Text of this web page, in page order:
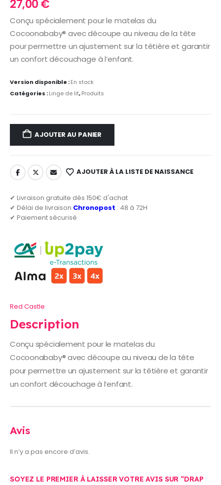
27,00€
Conçu spécialement pour le matelas du
Cocoonababy® avec découpe au niveau de la tête
pour permettre un ajustement sur la têtière et garantir
un confort découchage à l’enfant.
Version disponible :En stock
Catégories :Linge de lit,Produits
AJOUTER AU PANIER
AJOUTER À LA LISTE DE NAISSANCE
✔ Livraison gratuite dès 150€ d'achat
✔ Délai de livraison Chronopost : 48 à 72H
✔ Paiement sécurisé
Red Castle
Description
Conçu spécialement pour le matelas du
Cocoonababy® avec découpe au niveau de la tête
pour permettre un ajustement sur la têtière et garantir
un confort découchage à l’enfant.
Avis
Il n’y a pas encore d’avis.
SOYEZ LE PREMIER À LAISSER VOTRE AVIS SUR “DRAP